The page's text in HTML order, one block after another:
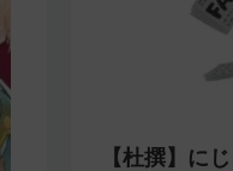
【炎上】プ
イジメによ